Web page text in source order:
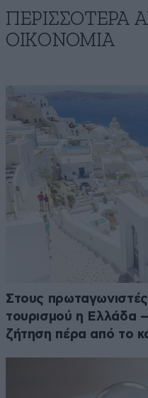
ΠΕΡΙΣΣΟΤΕΡΑ
ΟΙΚΟΝΟΜΙΑ
Στους
τουρισμού η Ελλάδα –
ζήτηση πέρα από το